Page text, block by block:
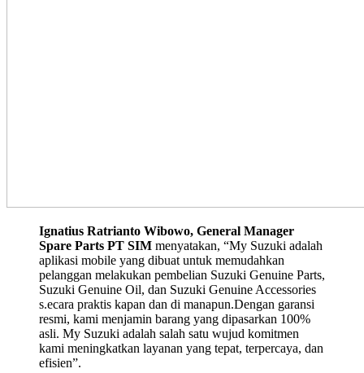
Ignatius Ratrianto Wibowo, General Manager
Spare Parts PT SIM menyatakan, “My Suzuki adalah
aplikasi mobile yang dibuat untuk memudahkan
pelanggan melakukan pembelian Suzuki Genuine Parts,
Suzuki Genuine Oil, dan Suzuki Genuine Accessories
s.ecara praktis kapan dan di manapun.Dengan garansi
resmi, kami menjamin barang yang dipasarkan 100%
asli. My Suzuki adalah salah satu wujud komitmen
kami meningkatkan layanan yang tepat, terpercaya, dan
efisien”.